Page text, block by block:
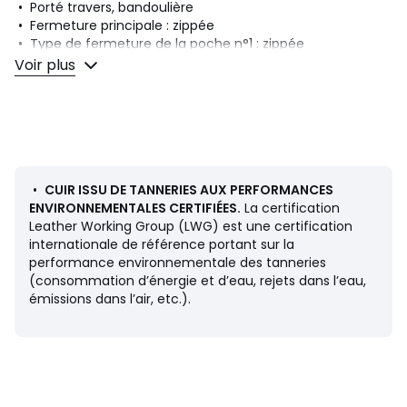
• Porté travers, bandoulière
• Fermeture principale : zippée
• Type de fermeture de la poche n°1 : zippée
• Dimensions : 20 x 14 x 5,5 cm
Couleurs Noir, Gold, Cognac
Tailles Taille unique
Voir plus
• CUIR ISSU DE TANNERIES AUX PERFORMANCES
ENVIRONNEMENTALES CERTIFIÉES. La certification
Leather Working Group (LWG) est une certification
internationale de référence portant sur la
performance environnementale des tanneries
(consommation d’énergie et d’eau, rejets dans l’eau,
émissions dans l’air, etc.).